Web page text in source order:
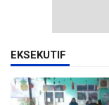
EKSEKUTIF